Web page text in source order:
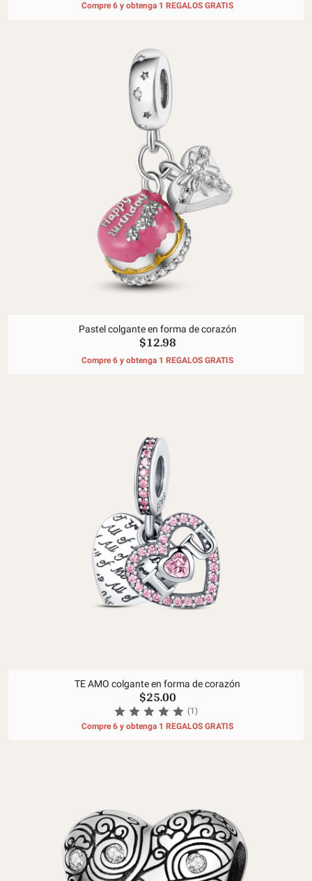
Compre 6 y obtenga 1 REGALOS GRATIS
Pastel colgante en forma de corazón
$12.98
Compre 6 y obtenga 1 REGALOS GRATIS
TE AMO colgante en forma de corazón
$25.00
(1)
Compre 6 y obtenga 1 REGALOS GRATIS